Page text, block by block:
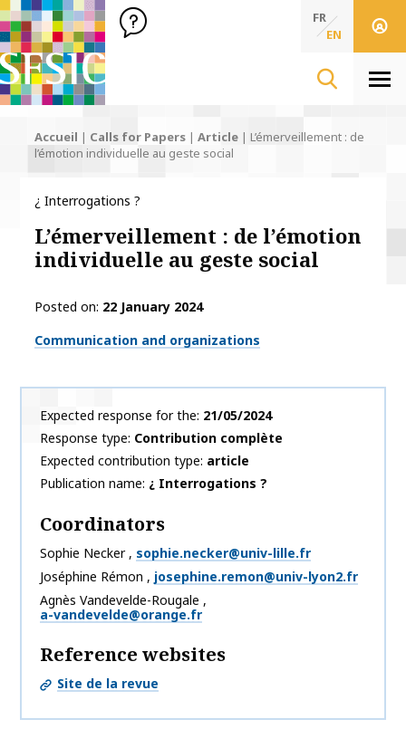
SFSIC Société Française des Sciences de l'Information & de
Société Française des Sciences de
FR
EN
Accueil | Calls for Papers | Article | L’émerveillement : de
l’émotion individuelle au geste social
¿ Interrogations ?
L’émerveillement : de l’émotion
individuelle au geste social
Posted on 22 January 2024
Thématiques
Communication and organizations
Expected response for the 21/05/2024
Response type Contribution complète
Expected contribution type article
Publication name ¿ Interrogations ?
Coordinators
Sophie Necker, sophie.necker@univ-lille.fr
Joséphine Rémon , josephine.remon@univ-lyon2.fr
Agnès Vandevelde-Rougale ,
a-vandevelde@orange.fr
Reference websites
Site de la revue